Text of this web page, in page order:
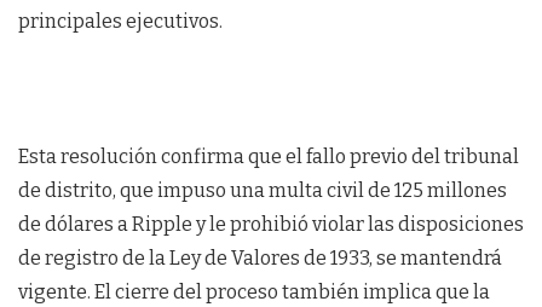
principales ejecutivos.
Esta resolución confirma que el fallo previo del tribunal
de distrito, que impuso una multa civil de 125 millones
de dólares a Ripple y le prohibió violar las disposiciones
de registro de la Ley de Valores de 1933, se mantendrá
vigente. El cierre del proceso también implica que la